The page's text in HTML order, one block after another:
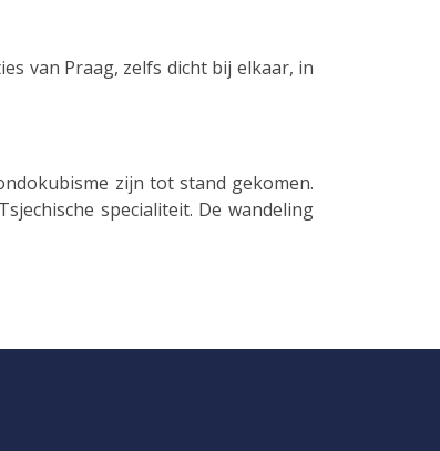
van Praag, zelfs dicht bij elkaar, in
zijn tot stand gekomen.
specialiteit. De wandeling